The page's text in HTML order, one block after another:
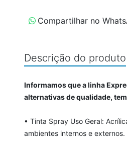
Compartilhar no
Descrição do produto
Informamos que a linha
alternativas de qualidade,
• Tinta Spray Uso Geral:
ambientes internos e externos.